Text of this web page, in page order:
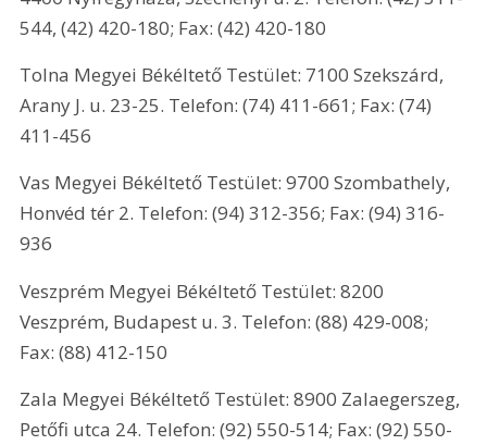
544, (42) 420-180; Fax: (42) 420-180
Tolna Megyei Békéltető Testület: 7100 Szekszárd,
Arany J. u. 23-25. Telefon: (74) 411-661; Fax: (74)
411-456
Vas Megyei Békéltető Testület: 9700 Szombathely,
Honvéd tér 2. Telefon: (94) 312-356; Fax: (94) 316-
936
Veszprém Megyei Békéltető Testület: 8200
Veszprém, Budapest u. 3. Telefon: (88) 429-008;
Fax: (88) 412-150
Zala Megyei Békéltető Testület: 8900 Zalaegerszeg,
Petőfi utca 24. Telefon: (92) 550-514; Fax: (92) 550-